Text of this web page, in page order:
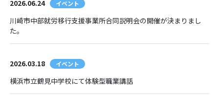
2026.06.24 イベント
川崎市中部就労移行支援事業所合同説明会の開催が決まりまし
た。
2026.03.18 イベント
横浜市立鶴見中学校にて体験型職業講話